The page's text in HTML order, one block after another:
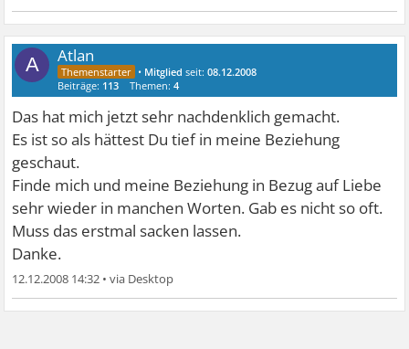
A Atlan
• Mitglied seit:08.12.2008
Beiträge: 113 Themen:4
Das hat mich jetzt sehr nachdenklich gemacht.
Es ist so als hättest Du tief in meine Beziehung
geschaut.
Finde mich und meine Beziehung in Bezug auf Liebe
sehr wieder in manchen Worten. Gab es nicht so oft.
Muss das erstmal sacken lassen.
Danke.
12.12.2008 14:32 •